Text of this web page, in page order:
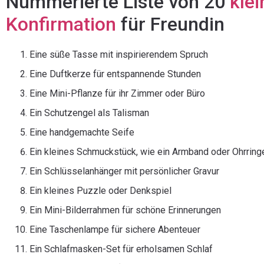
Konfirmation für Freundin
Eine süße Tasse mit inspirierendem Spruch
Eine Duftkerze für entspannende Stunden
Eine Mini-Pflanze für ihr Zimmer oder Büro
Ein Schutzengel als Talisman
Eine handgemachte Seife
Ein kleines Schmuckstück, wie ein Armband oder
Ein Schlüsselanhänger mit persönlicher Gravur
Ein kleines Puzzle oder Denkspiel
Ein Mini-Bilderrahmen für schöne Erinnerungen
Eine Taschenlampe für sichere Abenteuer
Ein Schlafmasken-Set für erholsamen Schlaf